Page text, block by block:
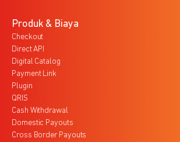
Produk & Biaya
Checkout
Direct API
Digital Catalog
Payment Link
Plugin
QRIS
Cash Withdrawal
Domestic Payouts
Cross Border Payouts